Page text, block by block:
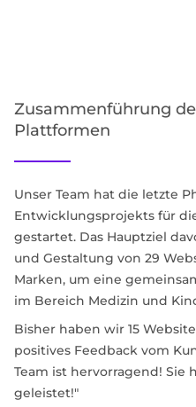
Zusammenführung
Plattformen
Unser Team hat die letzte
Entwicklungsprojekts für
gestartet. Das Hauptziel
und Gestaltung von 29
Marken, um eine
im Bereich Medizin und
Bisher haben wir 15
positives Feedback vom
Team ist hervorragend! Sie
geleistet!"